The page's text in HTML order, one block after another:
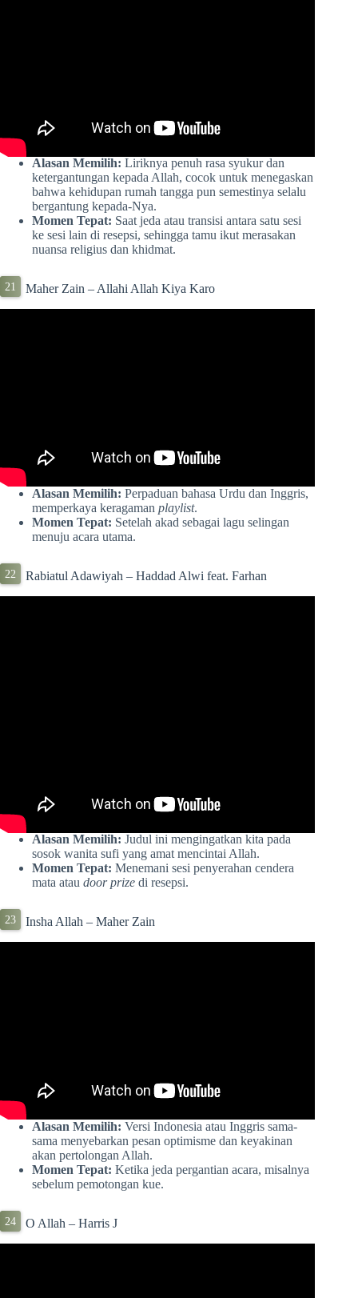
Alasan Memilih: Liriknya penuh rasa syukur dan
ketergantungan kepada Allah, cocok untuk menegaskan
bahwa kehidupan rumah tangga pun semestinya selalu
bergantung kepada-Nya.
Momen Tepat: Saat jeda atau transisi antara satu sesi
ke sesi lain di resepsi, sehingga tamu ikut merasakan
nuansa religius dan khidmat.
Maher Zain – Allahi Allah Kiya Karo
Alasan Memilih: Perpaduan bahasa Urdu dan Inggris,
memperkaya keragaman playlist.
Momen Tepat: Setelah akad sebagai lagu selingan
menuju acara utama.
Rabiatul Adawiyah – Haddad Alwi feat. Farhan
Alasan Memilih: Judul ini mengingatkan kita pada
sosok wanita sufi yang amat mencintai Allah.
Momen Tepat: Menemani sesi penyerahan cendera
mata atau door prize di resepsi.
Insha Allah – Maher Zain
Alasan Memilih: Versi Indonesia atau Inggris sama-
sama menyebarkan pesan optimisme dan keyakinan
akan pertolongan Allah.
Momen Tepat: Ketika jeda pergantian acara, misalnya
sebelum pemotongan kue.
O Allah – Harris J